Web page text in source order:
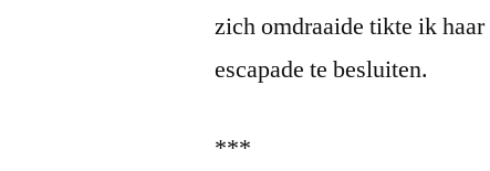
zich omdraaide tikte ik
escapade te besluiten.
***